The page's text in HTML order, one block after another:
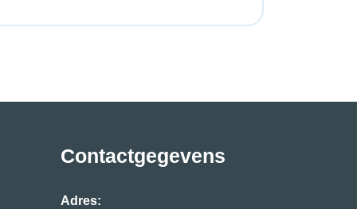
Contactgegevens
Adres: